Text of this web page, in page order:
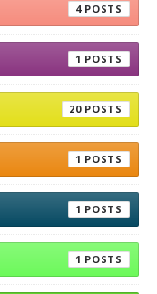
4
1
20
1
1
1